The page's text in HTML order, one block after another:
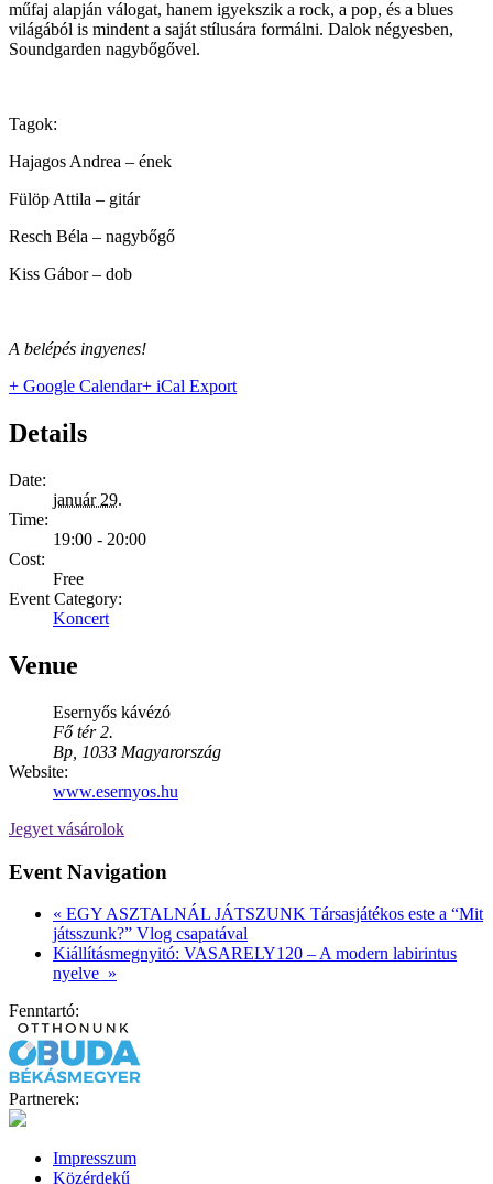
műfaj alapján válogat, hanem igyekszik a rock, a pop, és a blues
világából is mindent a saját stílusára formálni. Dalok négyesben,
Soundgarden nagybőgővel.
Tagok:
Hajagos Andrea – ének
Fülöp Attila – gitár
Resch Béla – nagybőgő
Kiss Gábor – dob
A belépés ingyenes!
+ Google Calendar+ iCal Export
Details
Date:
január 29.
Time:
19:00 - 20:00
Cost:
Free
Event Category:
Koncert
Venue
Esernyős kávézó
Fő tér 2.
Bp 1033 Magyarország
Website:
www.esernyos.hu
Jegyet vásárolok
Event Navigation
« EGY ASZTALNÁL JÁTSZUNK Társasjátékos este a “Mit
játsszunk?” Vlog csapatával
Kiállításmegnyitó: VASARELY120 – A modern labirintus
nyelve »
Fenntartó:
Partnerek:
Impresszum
Közérdekű